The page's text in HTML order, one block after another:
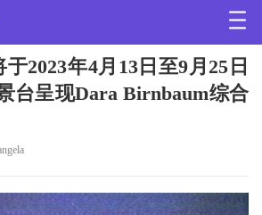
2023年4月13日至9月25日
台呈现Dara Birnbaum综合